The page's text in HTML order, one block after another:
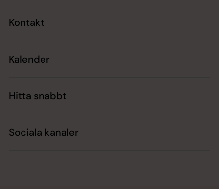
Kontakt
Kalender
Hitta snabbt
Sociala kanaler